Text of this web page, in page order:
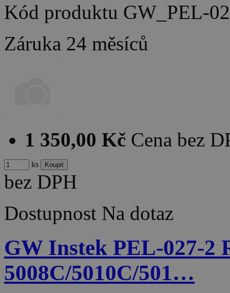
Kód produktu GW_PEL-
Záruka 24 měsíců
1 350,00 Kč Cena bez
ks
bez DPH
Dostupnost Na dotaz
GW Instek PEL-027-
5008C/5010C/501…